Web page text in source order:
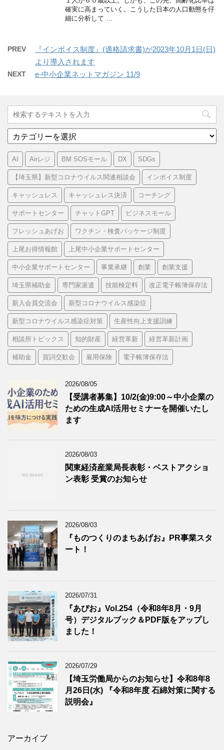
確実に高まっていく。こうした日本の人口動態を仔
細に分析して …
PREV
『インボイス制度』(適格請求書)が2023年10月1日(日)
より導入されます
NEXT e-中小企業ネットマガジン 11/9
テ
ゴ
リ
AI Airレジ BM SOSモール DX SDGs
【埼玉県】新型コロナウイルス関連相談会 インボイス制度
キャッシュレス キャッシュレス決済 コーチング
サポートセンター チャットGPT ビジネスモール
フレッシュあげお ワクチン・検査パッケージ制度
上尾お得情報館 上尾中小企業サポートセンター
中小企業サポートセンター 事業承継 創業 創業支援
埼玉県補助金 専門家派遣 技能検定料 改正電子帳簿保存法
新入会員交流会 新型コロナウイルス感染症
新型コロナウイルス感染症対策 生産性向上支援訓練
相談所トピックス 知的財産 経営革新 経営革新計画
補助金 賀詞交歓会 雇用保険 電子帳簿保存法
2026/08/05
【受講者募集】10/2(金)9:00～中小企業の
ための生成AI活用セミナーを開催いたし
ます
2026/08/03
関東経済産業局長表彰・ベストアクショ
ン表彰 受賞のお知らせ
2026/08/03
『ものつくりのまちあげお』PR事業スタ
ート！
2026/07/31
『あぴお』Vol.254（令和8年8月・9月
号）デジタルブック＆PDF版をアップし
ました！
2026/07/29
【埼玉労働局からのお知らせ】令和8年8
月26日(水) 『令和8年度 石綿対策に関する
説明会』
アーカイブ